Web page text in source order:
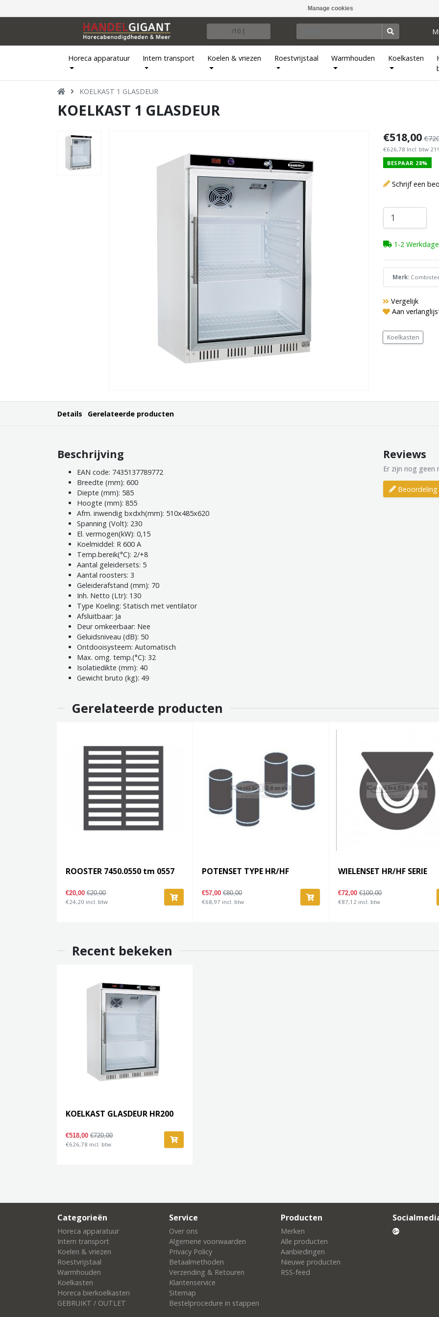
Manage cookies
/10 |
Horeca apparatuur Intern transport Koelen & vriezen Roestvrijstaal Warmhouden Koelkasten
KOELKAST 1 GLASDEUR
KOELKAST 1 GLASDEUR
€518,00
€626,78 Incl. btw
BESPAAR 28%
Schrijf een
1-2
Merk:
Vergelijk
Aan
Koelkasten
Details Gerelateerde producten
Beschrijving
EAN code: 7435137789772
Breedte (mm): 600
Diepte (mm): 585
Hoogte (mm): 855
Afm. inwendig bxdxh(mm): 510x485x620
Spanning (Volt): 230
El. vermogen(kW): 0,15
Koelmiddel: R 600 A
Temp.bereik(°C): 2/+8
Aantal geleidersets: 5
Aantal roosters: 3
Geleiderafstand (mm): 70
Inh. Netto (Ltr): 130
Type Koeling: Statisch met ventilator
Afsluitbaar: Ja
Deur omkeerbaar: Nee
Geluidsniveau (dB): 50
Ontdooisysteem: Automatisch
Max. omg. temp.(°C): 32
Isolatiedikte (mm): 40
Gewicht bruto (kg): 49
Reviews
Er zijn nog geen
Gerelateerde producten
ROOSTER 7450.0550 tm 0557
€20,00€20,00
€24,20 incl. btw
POTENSET TYPE HR/HF
€57,00€80,00
€68,97 incl. btw
WIELENSET HR/HF SERIE
€72,00 €100,00
€87,12 incl. btw
Recent bekeken
KOELKAST GLASDEUR HR200
€518,00€720,00
€626,78 incl. btw
Categorieën
Horeca apparatuur
Intern transport
Koelen & vriezen
Roestvrijstaal
Warmhouden
Koelkasten
Horeca bierkoelkasten
GEBRUIKT / OUTLET
Service
Over ons
Algemene voorwaarden
Privacy Policy
Betaalmethoden
Verzending & Retouren
Klantenservice
Sitemap
Bestelprocedure in stappen
Producten
Merken
Alle producten
Aanbiedingen
Nieuwe producten
RSS-feed